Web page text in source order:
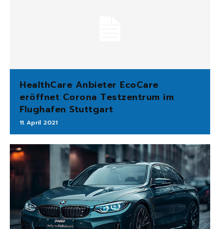
HealthCare Anbieter EcoCare
eröffnet Corona Testzentrum im
Flughafen Stuttgart
11. April 2021